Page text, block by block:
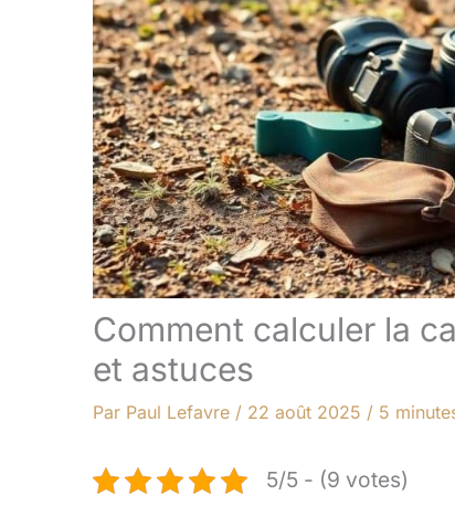
Comment calculer la
et astuces
Par Paul Lefavre / 22 août 2025 / 5
5/5 - (9 votes)